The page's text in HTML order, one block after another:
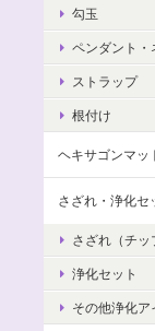
勾玉
ペンダント・
ストラップ
根付け
ヘキサゴンマッ
さざれ・浄化セ
さざれ（チッ
浄化セット
その他浄化ア